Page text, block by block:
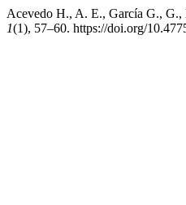
Acevedo H., A. E., García G., G.,
1(1), 57–60. https://doi.org/